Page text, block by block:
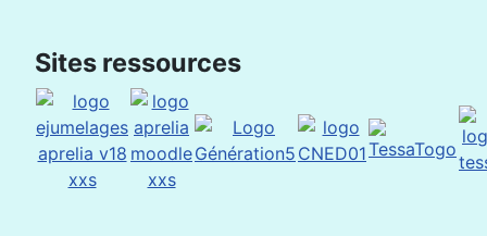
Sites ressources